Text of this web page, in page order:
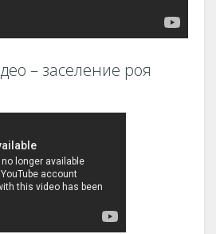
– заселение роя